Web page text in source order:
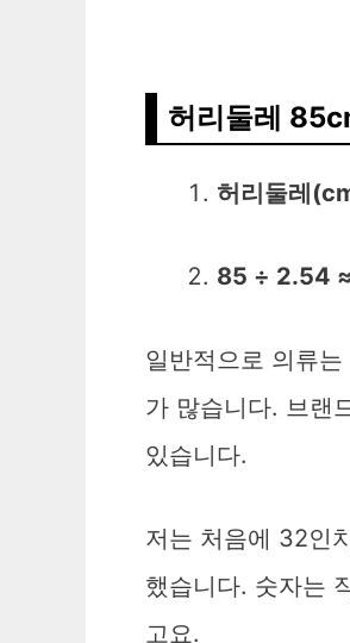
허리둘레
허리둘레
85 ÷ 2.54
일반적으로 의류는
가 많습니다. 브랜
있습니다.
저는 처음에 32인
했습니다. 숫자는
고요.